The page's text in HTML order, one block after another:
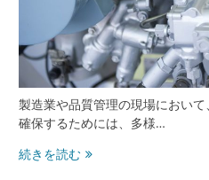
検
査
手
法
の
進
化
製造業や品質管理の現場におい
確保するためには、多様…
続きを読む検